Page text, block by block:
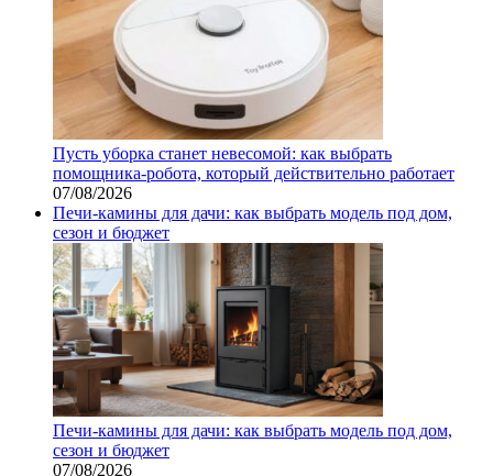
Пусть уборка станет невесомой: как выбрать
помощника‑робота, который действительно работает
07/08/2026
Печи-камины для дачи: как выбрать модель под дом,
сезон и бюджет
Печи-камины для дачи: как выбрать модель под дом,
сезон и бюджет
07/08/2026